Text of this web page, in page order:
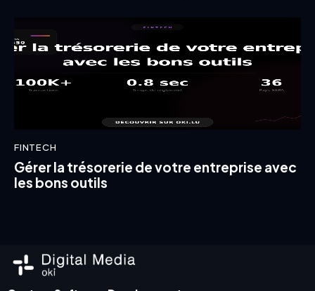
FINTECH
Gérer la trésorerie de votre entreprise avec
les bons outils